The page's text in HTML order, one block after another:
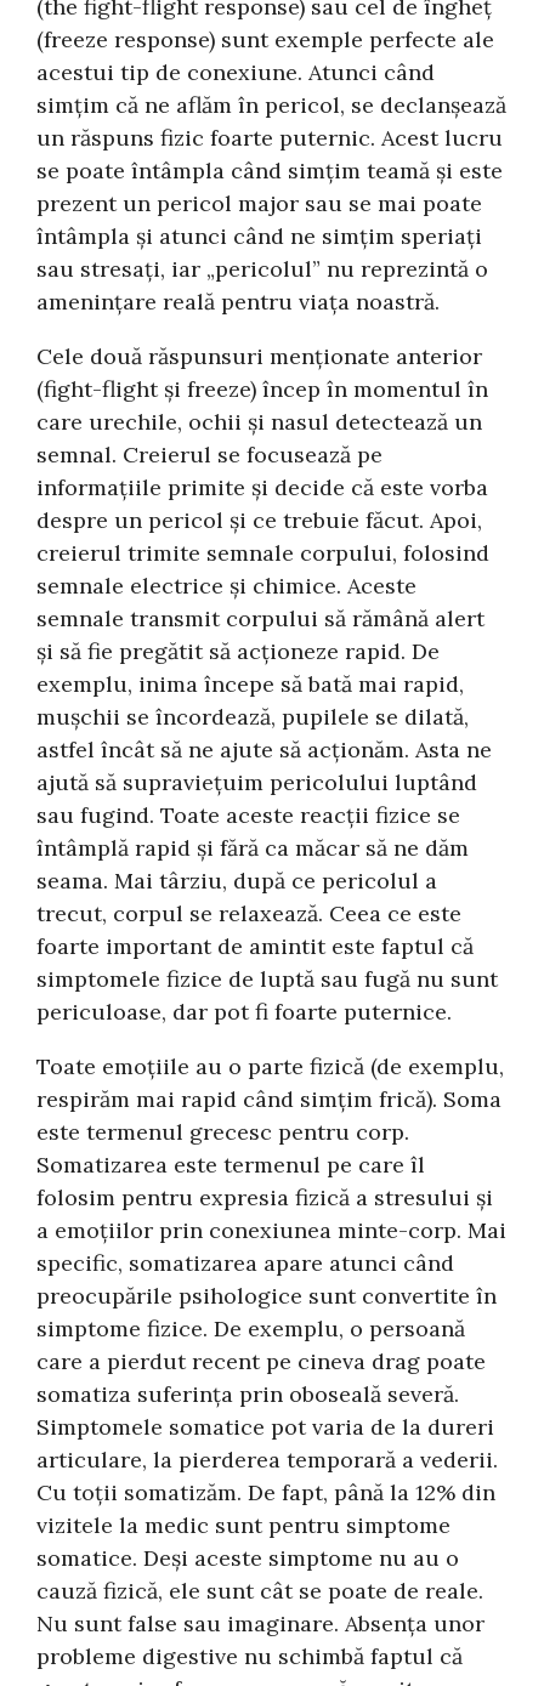
(the fight-flight response) sau cel de îngheț
(freeze response) sunt exemple perfecte ale
acestui tip de conexiune. Atunci când
simțim că ne aflăm în pericol, se declanșează
un răspuns fizic foarte puternic. Acest lucru
se poate întâmpla când simțim teamă și este
prezent un pericol major sau se mai poate
întâmpla și atunci când ne simțim speriați
sau stresați, iar „pericolul” nu reprezintă o
amenințare reală pentru viața noastră.
Cele două răspunsuri menționate anterior
(fight-flight și freeze) încep în momentul în
care urechile, ochii și nasul detectează un
semnal. Creierul se focusează pe
informațiile primite și decide că este vorba
despre un pericol și ce trebuie făcut. Apoi,
creierul trimite semnale corpului, folosind
semnale electrice și chimice. Aceste
semnale transmit corpului să rămână alert
și să fie pregătit să acționeze rapid. De
exemplu, inima începe să bată mai rapid,
mușchii se încordează, pupilele se dilată,
astfel încât să ne ajute să acționăm. Asta ne
ajută să supraviețuim pericolului luptând
sau fugind. Toate aceste reacții fizice se
întâmplă rapid și fără ca măcar să ne dăm
seama. Mai târziu, după ce pericolul a
trecut, corpul se relaxează. Ceea ce este
foarte important de amintit este faptul că
simptomele fizice de luptă sau fugă nu sunt
periculoase, dar pot fi foarte puternice.
Toate emoțiile au o parte fizică (de exemplu,
respirăm mai rapid când simțim frică). Soma
este termenul grecesc pentru corp.
Somatizarea este termenul pe care îl
folosim pentru expresia fizică a stresului și
a emoțiilor prin conexiunea minte-corp. Mai
specific, somatizarea apare atunci când
preocupările psihologice sunt convertite în
simptome fizice. De exemplu, o persoană
care a pierdut recent pe cineva drag poate
somatiza suferința prin oboseală severă.
Simptomele somatice pot varia de la dureri
articulare, la pierderea temporară a vederii.
Cu toții somatizăm. De fapt, până la 12% din
vizitele la medic sunt pentru simptome
somatice. Deși aceste simptome nu au o
cauză fizică, ele sunt cât se poate de reale.
Nu sunt false sau imaginare. Absența unor
probleme digestive nu schimbă faptul că